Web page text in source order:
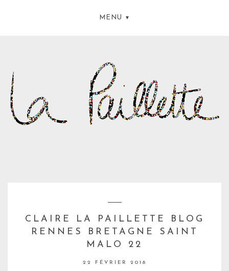
MENU
CLAIRE LA PAILLETTE BLOG
RENNES BRETAGNE SAINT
MALO 22
22 FÉVRIER 2018